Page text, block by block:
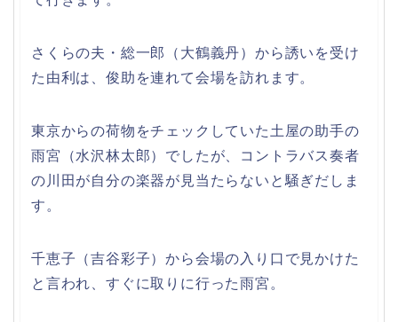
さくらの夫・総一郎（大鶴義丹）から誘いを受け
た由利は、俊助を連れて会場を訪れます。
東京からの荷物をチェックしていた土屋の助手の
雨宮（水沢林太郎）でしたが、コントラバス奏者
の川田が自分の楽器が見当たらないと騒ぎだしま
す。
千恵子（吉谷彩子）から会場の入り口で見かけた
と言われ、すぐに取りに行った雨宮。